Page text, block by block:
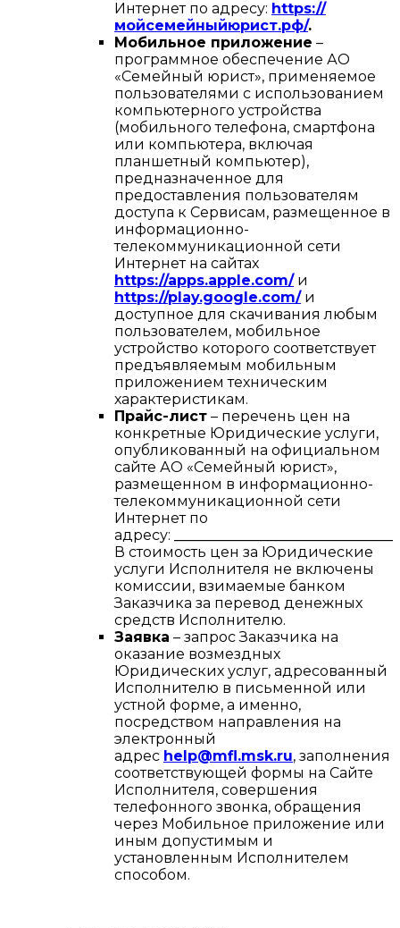
Интернет по адресу: https://
мойсемейныйюрист.рф/.
Мобильное приложение –
программное обеспечение АО
«Семейный юрист», применяемое
пользователями с использованием
компьютерного устройства
(мобильного телефона, смартфона
или компьютера, включая
планшетный компьютер),
предназначенное для
предоставления пользователям
доступа к Сервисам, размещенное в
информационно-
телекоммуникационной сети
Интернет на сайтах
https://apps.apple.com/и
https://play.google.com/и
доступное для скачивания любым
пользователем, мобильное
устройство которого соответствует
предъявляемым мобильным
приложением техническим
характеристикам.
Прайс-лист – перечень цен на
конкретные Юридические услуги,
опубликованный на официальном
сайте АО «Семейный юрист»,
размещенном в информационно-
телекоммуникационной сети
Интернет по
адресу:
В стоимость цен за Юридические
услуги Исполнителя не включены
комиссии, взимаемые банком
Заказчика за перевод денежных
средств Исполнителю.
Заявка – запрос Заказчика на
оказание возмездных
Юридических услуг, адресованный
Исполнителю в письменной или
устной форме, а именно,
посредством направления на
электронный
адрес help@mfl.msk.ru, заполнения
соответствующей формы на Сайте
Исполнителя, совершения
телефонного звонка, обращения
через Мобильное приложение или
иным допустимым и
установленным Исполнителем
способом.